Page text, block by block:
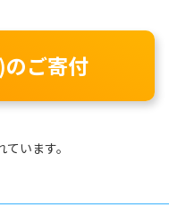
ご寄付
います。